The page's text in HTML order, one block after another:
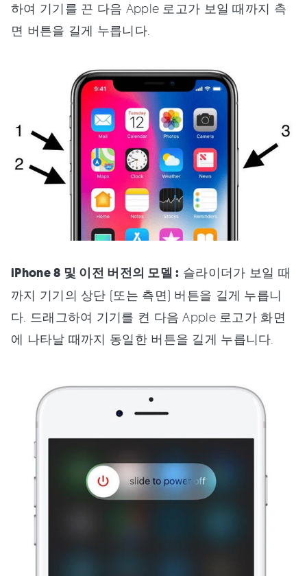
하여 기기를 끈 다음 Apple 로고가 보일 때까지 측
면 버튼을 길게 누릅니다.
iPhone 8 및 이전 버전의 모델 : 슬라이더가 보일 때
까지 기기의 상단 (또는 측면) 버튼을 길게 누릅니
다. 드래그하여 기기를 켠 다음 Apple 로고가 화면
에 나타날 때까지 동일한 버튼을 길게 누릅니다.